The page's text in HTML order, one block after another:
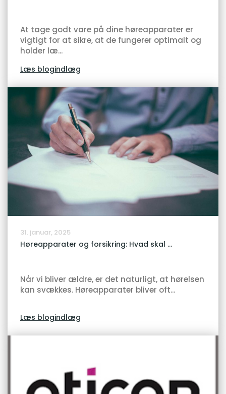
At tage godt vare på dine høreapparater er
vigtigt for at sikre, at de fungerer optimalt og
holder læ...
Læs blogindlæg
31. januar, 2025
Høreapparater og forsikring: Hvad skal ...
Når vi bliver ældre, er det naturligt, at hørelsen
kan svækkes. Høreapparater bliver oft...
Læs blogindlæg